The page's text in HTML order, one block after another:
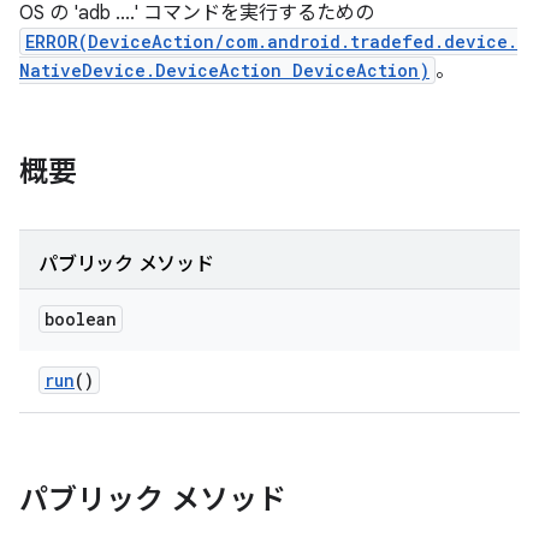
OS の 'adb ....' コマンドを実行するための
ERROR(DeviceAction/com.android.tradefed.device.
NativeDevice.DeviceAction DeviceAction) 。
概要
パブリック メソッド
boolean
run()
パブリック メソッド